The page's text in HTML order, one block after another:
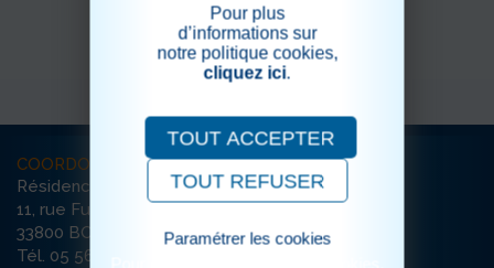
COORDONNÉES
Résidence La Canopée
11, rue Furtado
33800 BORDEAUX
Tél. 05 56 79 65 65
Pour plus
d’informations sur
notre politique cookies,
cliquez ici.
TOUT ACCEPTER
TOUT REFUSER
Paramétrer les cookies